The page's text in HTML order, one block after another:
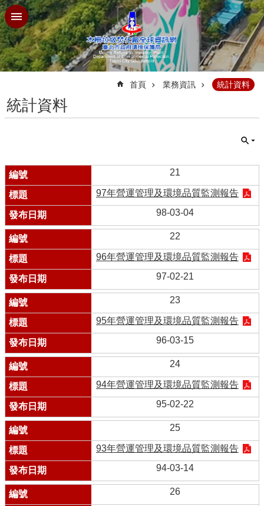
跳到主要內容區塊
首頁 業務資訊 統計資料
統計資料
21
97年營運管理及環境品質監測報告
98-03-04
22
96年營運管理及環境品質監測報告
97-02-21
23
95年營運管理及環境品質監測報告
96-03-15
24
94年營運管理及環境品質監測報告
95-02-22
25
93年營運管理及環境品質監測報告
94-03-14
26